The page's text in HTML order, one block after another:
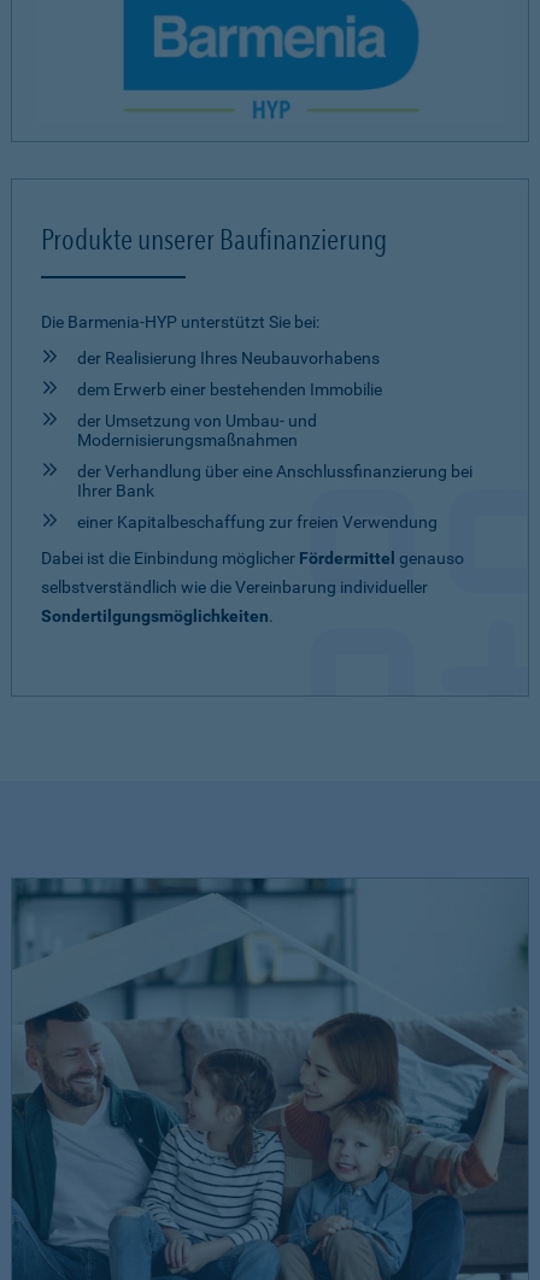
Produkte unserer Baufinanzierung
Die Barmenia-HYP unterstützt Sie bei:
der Realisierung Ihres Neubauvorhabens
dem Erwerb einer bestehenden Immobilie
der Umsetzung von Umbau- und
Modernisierungsmaßnahmen
der Verhandlung über eine Anschlussfinanzierung bei
Ihrer Bank
einer Kapitalbeschaffung zur freien Verwendung
Dabei ist die Einbindung möglicher Fördermittel genauso
selbstverständlich wie die Vereinbarung individueller
Sondertilgungsmöglichkeiten.